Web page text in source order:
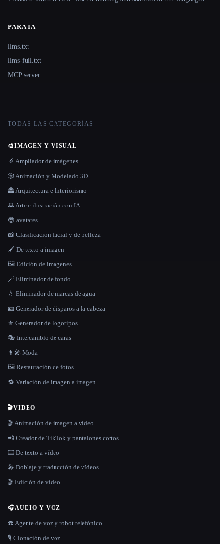
PARA IA
llms.txt
llms-full.txt
MCP server
TODAS LAS CATEGORÍAS
🎨IMAGEN Y VISUAL
🔬 Ampliador de imágenes
🎲 Animación y Modelado 3D
🏯 Arquitectura e Interiorismo
🌄 Arte e ilustración con IA
😎 avatares
📸 Clasificación facial y de belleza
🖌️ De texto a imagen
🖼️ Edición de imágenes
🪄 Eliminador de fondo
💧 Eliminador de marcas de agua
🪪 Generador de disparos a la cabeza
⚜️ Generador de logotipos
🎭 Intercambio de caras
👩‍🎤 Moda
🖼️ Restauración de fotos
🔁 Variación de imagen a imagen
🎬VIDEO
🎬 Animación de imagen a vídeo
📲 Creador de TikTok y pantalones cortos
🎞️ De texto a vídeo
🎤 Doblaje y traducción de vídeos
🎬 Edición de vídeo
🎧AUDIO Y VOZ
☎️ Agente de voz y robot telefónico
🎙️ Clonación de voz